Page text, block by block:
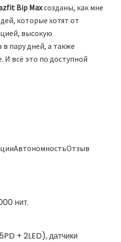
Bip Maxсозданы, как мне
которые хотят от
высокую
пару дней, а также
всё это по доступной
нит.
+ 2LED), датчики